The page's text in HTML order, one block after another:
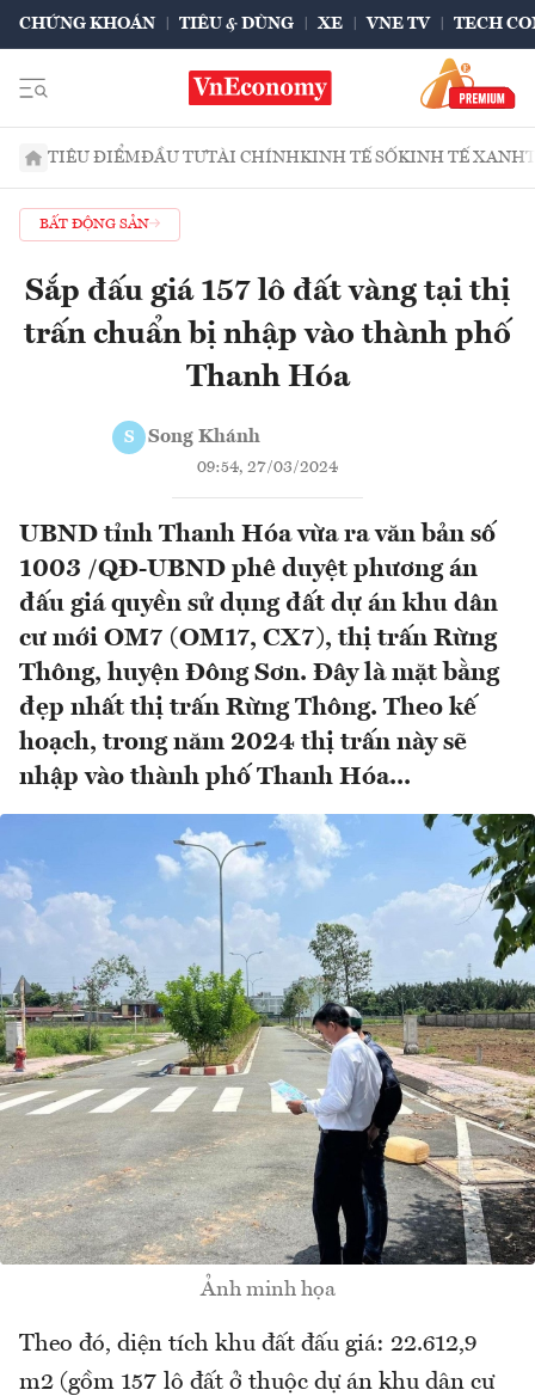
CHỨNG KHOÁN TIÊU & DÙNG XE VNE TV TECH
TIÊU ĐIỂMĐẦU TƯTÀI CHÍNHKINH TẾ SỐKINH TẾ XANH
BẤT ĐỘNG SẢN
Sắp đấu giá 157 lô đất vàng tại thị
trấn chuẩn bị nhập vào thành phố
Thanh Hóa
S Song Khánh
09:54, 27/03/2024
UBND tỉnh Thanh Hóa vừa ra văn bản số
1003 /QĐ-UBND phê duyệt phương án
đấu giá quyền sử dụng đất dự án khu dân
cư mới OM7 (OM17, CX7), thị trấn Rừng
Thông, huyện Đông Sơn. Đây là mặt bằng
đẹp nhất thị trấn Rừng Thông. Theo kế
hoạch, trong năm 2024 thị trấn này sẽ
nhập vào thành phố Thanh Hóa...
Ảnh minh họa
Theo đó, diện tích khu đất đấu giá: 22.612,9
m2 (gồm 157 lô đất ở thuộc dự án khu dân cư